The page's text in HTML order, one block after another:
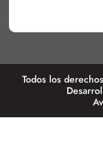
Todos los